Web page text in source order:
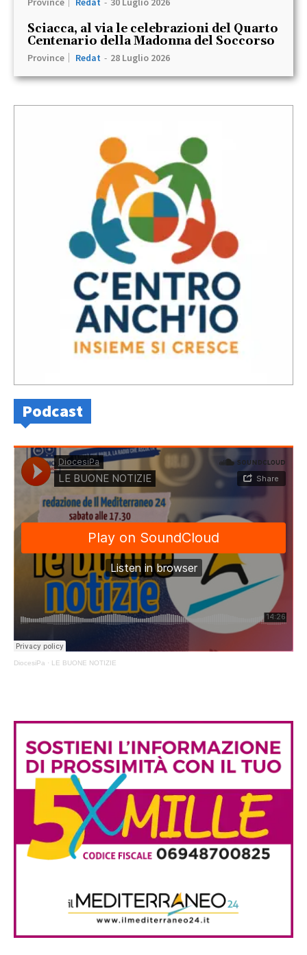
Sciacca, al via le celebrazioni del Quarto
Centenario della Madonna del Soccorso
Province Redat - 28 Luglio 2026
Podcast
DiocesiPa · LE BUONE NOTIZIE